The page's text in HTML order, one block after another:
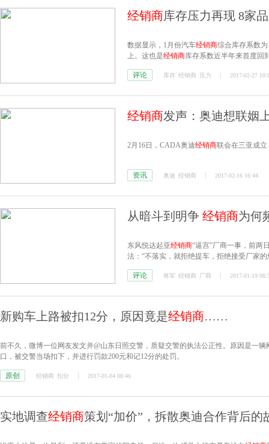
经销商库存压力再现 8家
数据显示，1月份汽车经销商综合库存系数为
上。这也是经销商库存系数近半年来首度回
评论 库存 经销商 压力 2017-02-27
经销商发声：奥迪想联姻
2月16日，CADA奥迪经销商联会在三亚成
资讯 奥迪 经销商 2017-02-16 16:44
从暗斗到明争 经销商为何
东风悦达起亚经销商“逼宫”厂商一事，前两
法：“不落实，就拒绝提车，拒绝接受厂家
评论
将军 经销商 厂商 2017-01-19
新购车上路被扣12分，原因竟是经销商……
前不久，微博一位网友发文并@山东日照交警，质疑交警的执法公正性。原因是一
口，被交警当场扣下，并进行罚款200元和记12分的处罚。
原创 经销商 扣分 2017-01-04 08:46
实地调查经销商策划“加价”，拆散奥迪合作背后的